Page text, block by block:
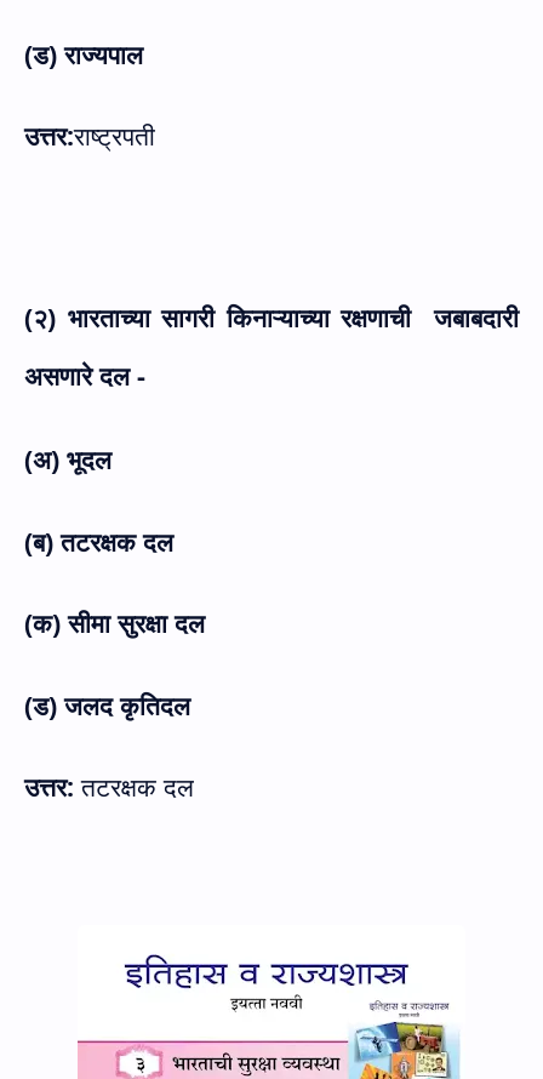
(ड) राज्यपाल
उत्तर:राष्ट्रपती
(२) भारताच्या सागरी किनाऱ्याच्या रक्षणाची
जबाबदारी
असणारे दल -
(अ) भूदल
(ब) तटरक्षक दल
(क) सीमा सुरक्षा दल
(ड) जलद कृतिदल
उत्तर:तटरक्षक दल